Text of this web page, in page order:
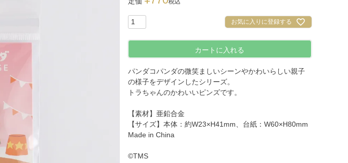
お気に入りに登録する
カートに入れる
パンダコパンダの微笑ましいシーンやかわいらしい親子
の様子をデザインしたシリーズ。
トラちゃんのかわいいピンズです。
【素材】亜鉛合金
【サイズ】本体：約W23×H41mm、台紙：W60×H80mm
Made in China
©TMS